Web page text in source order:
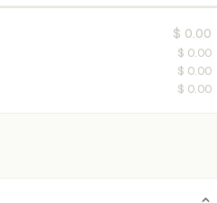
$ 0.00
$ 0.00
$ 0.00
$ 0.00